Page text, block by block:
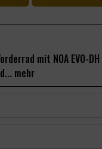
mit NOA EVO-
mehr